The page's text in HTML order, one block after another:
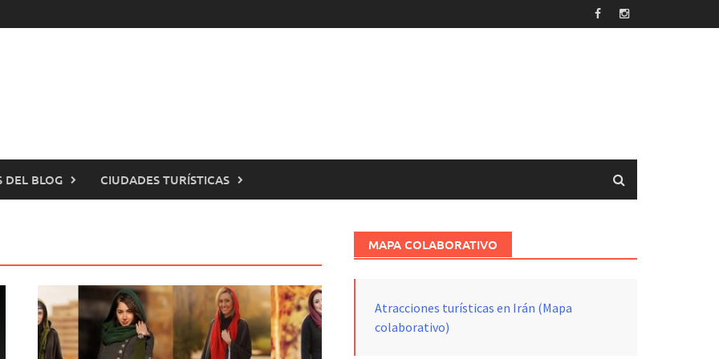
DEL BLOG CIUDADES TURÍSTICAS
MAPA COLABORATIVO
Atracciones turísticas en Irán (Mapa
colaborativo)